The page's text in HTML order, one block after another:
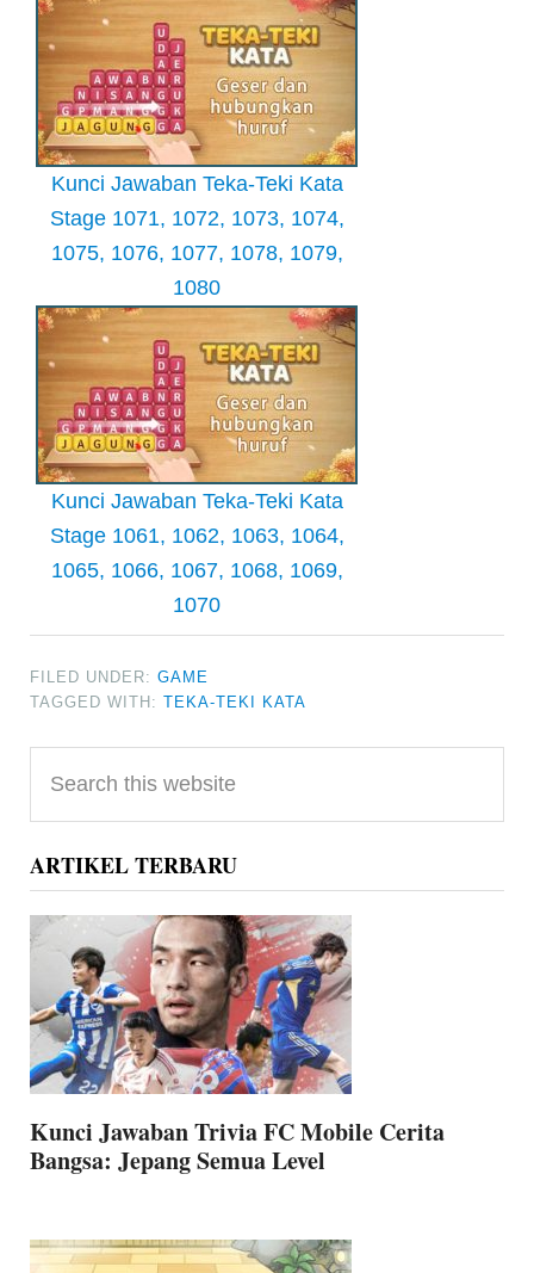
Kunci Jawaban Teka-Teki Kata
Stage 1071, 1072, 1073, 1074,
1075, 1076, 1077, 1078, 1079,
1080
Kunci Jawaban Teka-Teki Kata
Stage 1061, 1062, 1063, 1064,
1065, 1066, 1067, 1068, 1069,
1070
FILED UNDER:GAME
TAGGED WITH:TEKA-TEKI KATA
Primary
Sidebar
this
website
ARTIKEL TERBARU
Kunci Jawaban Trivia FC Mobile Cerita
Bangsa: Jepang Semua Level